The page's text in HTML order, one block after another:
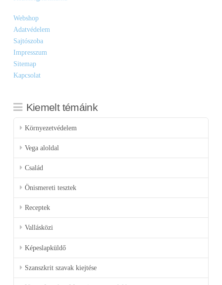
Webshop
Adatvédelem
Sajtószoba
Impresszum
Sitemap
Kapcsolat
Kiemelt témáink
Környezetvédelem
Vega aloldal
Család
Önismereti tesztek
Receptek
Vallásközi
Képeslapküldő
Szanszkrit szavak kiejtése